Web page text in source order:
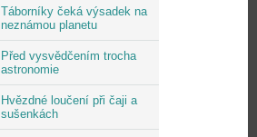
Táborníky čeká výsadek na
neznámou planetu
Před vysvědčením trocha
astronomie
Hvězdné loučení při čaji a
sušenkách